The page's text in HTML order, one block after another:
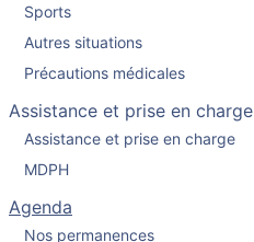
Sports
Autres situations
Précautions médicales
Assistance et prise en charge
Assistance et prise en charge
MDPH
Agenda
Nos permanences